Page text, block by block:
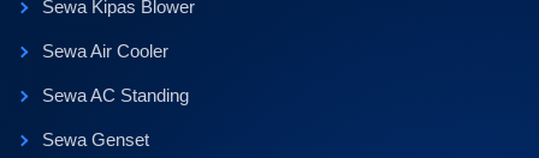
Sewa Kipas Blower
Sewa Air Cooler
Sewa AC Standing
Sewa Genset